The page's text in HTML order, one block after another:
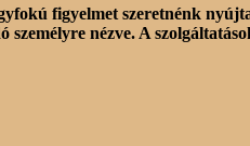
figyelmet szeretnénk
nézve. A